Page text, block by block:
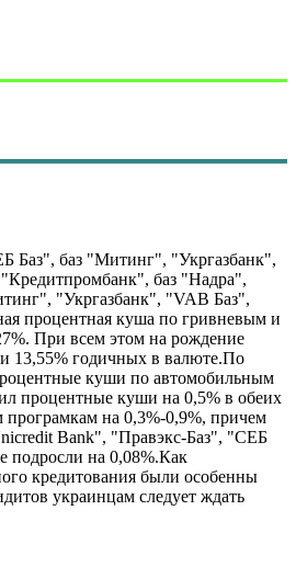
Баз", баз "Митинг", "Укргазбанк",
баз "Надра",
"Укргазбанк", "VAB Баз",
процентная куша по гривневым и
При всем этом на рождение
и 13,55% годичных в валюте.По
куши по автомобильным
процентные куши на 0,5% в обеих
на 0,3%-0,9%, причем
Bank", "Правэкс-Баз", "СЕБ
подросли на 0,08%.Как
кредитования были особенны
украинцам следует ждать